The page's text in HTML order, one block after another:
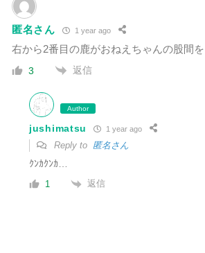
匿名さん 1 year ago
右から2番目の鹿がおねえちゃんの股間を
3 返信
Author
jushimatsu 1 year ago
Reply to 匿名さん
ｸﾝｶｸﾝｶ…
1 返信